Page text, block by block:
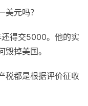
元吗？
得交5000。他的实
掉美国。
税都是根据评价征收